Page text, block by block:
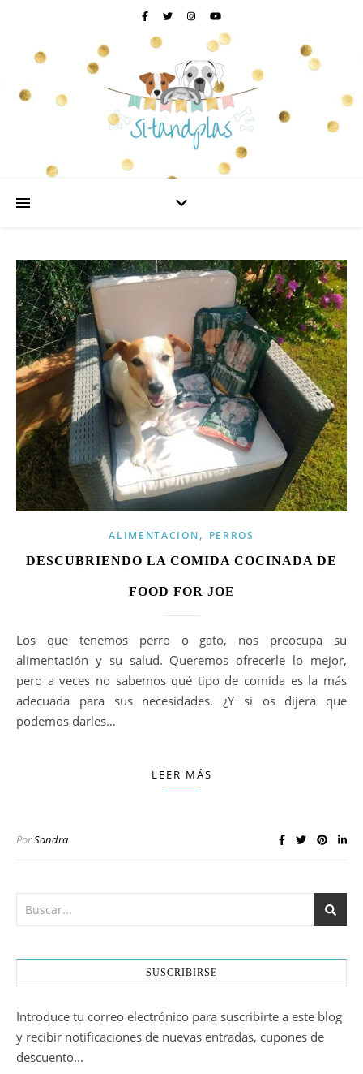
ALIMENTACION, PERROS
DESCUBRIENDO LA COMIDA COCINADA DE
FOOD FOR JOE
Los que tenemos perro o gato, nos preocupa su
alimentación y su salud. Queremos ofrecerle lo mejor,
pero a veces no sabemos qué tipo de comida es la más
adecuada para sus necesidades. ¿Y si os dijera que
podemos darles…
LEER MÁS
PorSandra
SUSCRIBIRSE
Introduce tu correo electrónico para suscribirte a este blog
y recibir notificaciones de nuevas entradas, cupones de
descuento...